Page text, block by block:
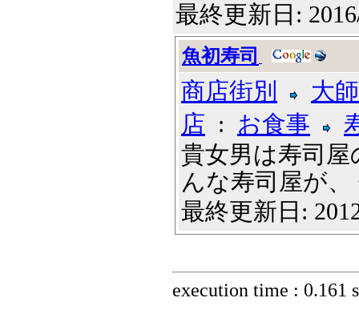
最終更新日:
魚初寿司
商店街別
大
店 : お食事
貴女男は寿司
んな寿司屋が、
最終更新日:
execution time : 0.161